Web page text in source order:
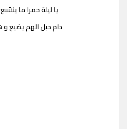
يا ليلة حمرا ما
دام حبل الهم يضيع و